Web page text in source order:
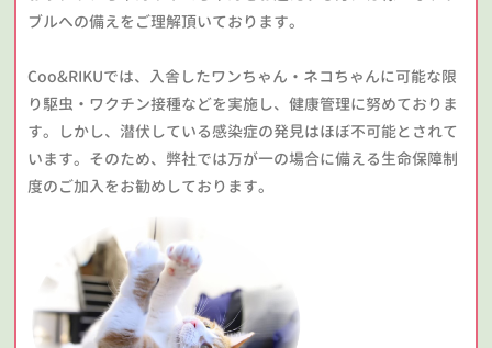
ブルへの備えをご理解頂いております。
Coo&RIKUでは、入舎したワンちゃん・ネコちゃんに可能な限
り駆虫・ワクチン接種などを実施し、健康管理に努めておりま
す。しかし、潜伏している感染症の発見はほぼ不可能とされて
います。そのため、弊社では万が一の場合に備える生命保障制
度のご加入をお勧めしております。